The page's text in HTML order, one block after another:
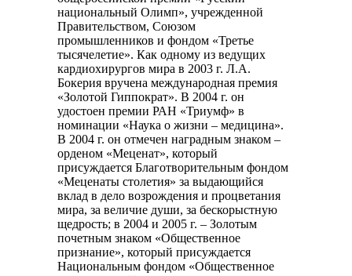
национальный Олимп», учрежденной
Правительством, Союзом
промышленников и фондом «Третье
тысячелетие». Как одному из ведущих
кардиохирургов мира в 2003 г. Л.А.
Бокерия вручена международная премия
«Золотой Гиппократ». В 2004 г. он
удостоен премии РАН «Триумф» в
номинации «Наука о жизни – медицина».
В 2004 г. он отмечен наградным знаком –
орденом «Меценат», который
присуждается Благотворительным фондом
«Меценаты столетия» за выдающийся
вклад в дело возрождения и процветания
мира, за величие души, за бескорыстную
щедрость; в 2004 и 2005 г. – Золотым
почетным знаком «Общественное
признание», который присуждается
Национальным фондом «Общественное